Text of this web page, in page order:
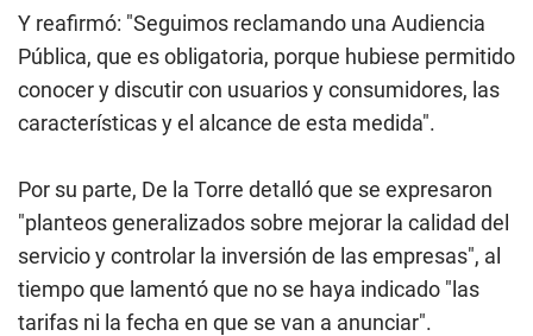
Y reafirmó: "Seguimos reclamando una Audiencia
Pública, que es obligatoria, porque hubiese permitido
conocer y discutir con usuarios y consumidores, las
características y el alcance de esta medida".
Por su parte, De la Torre detalló que se expresaron
"planteos generalizados sobre mejorar la calidad del
servicio y controlar la inversión de las empresas", al
tiempo que lamentó que no se haya indicado "las
tarifas ni la fecha en que se van a anunciar".